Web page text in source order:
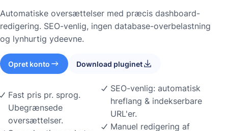
Automatiske oversættelser med præcis dashboard-
redigering. SEO-venlig, ingen database-overbelastning
og lynhurtig ydeevne.
Opret konto Download pluginet
Fast pris pr. sprog.
Ubegrænsede
oversættelser.
SEO-venlig: automatisk
hreflang & indekserbare
URL'er.
Manuel redigering af